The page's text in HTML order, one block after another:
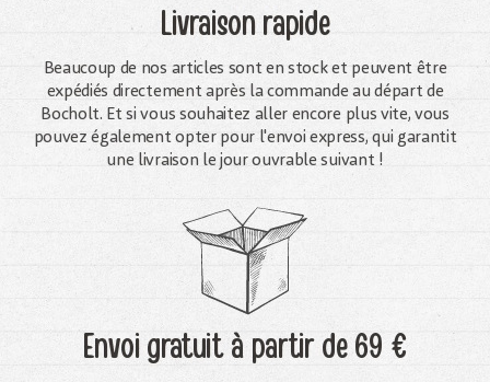
Livraison rapide
Beaucoup de nos articles sont en stock et peuvent être
expédiés directement après la commande au départ de
Bocholt. Et si vous souhaitez aller encore plus vite, vous
pouvez également opter pour l'envoi express, qui garantit
une livraison le jour ouvrable suivant !
Envoi gratuità partir de 69 €